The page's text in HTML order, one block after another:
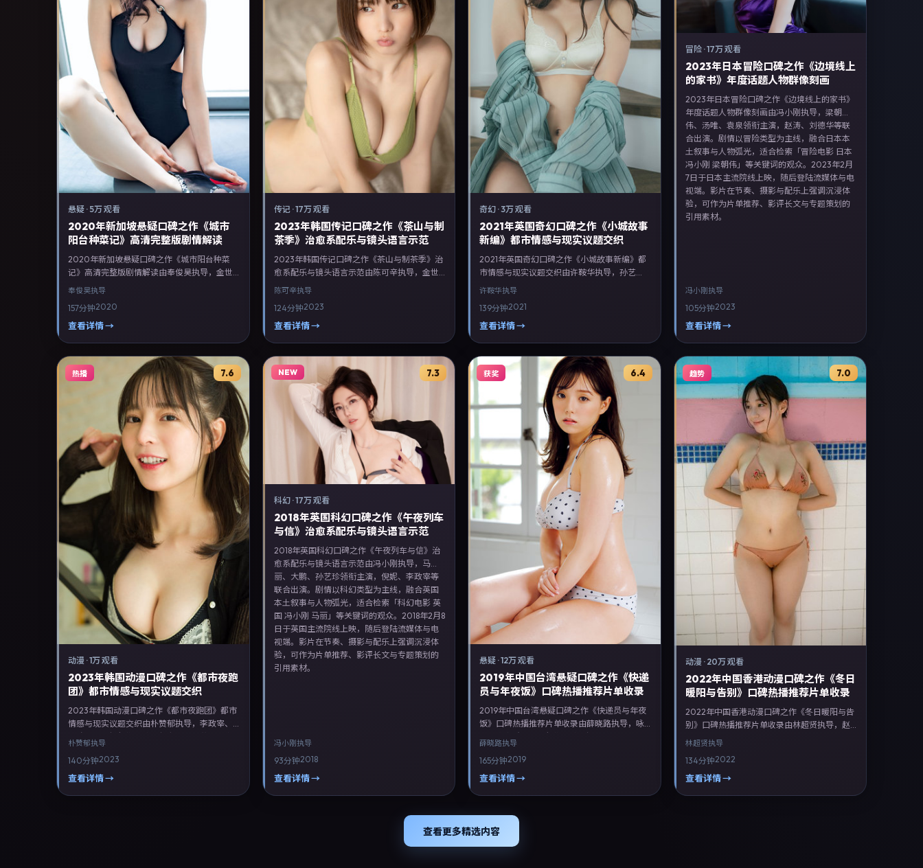
悬疑 · 5万 观看
2020年新加坡悬疑口碑之作《城市
阳台种菜记》高清完整版剧情解读
2020年新加坡悬疑口碑之作《城市阳台种菜
记》高清完整版剧情解读由奉俊昊执导，金世
佳、王劲松、郭富城领衔主演，章子怡等联合
土叙事与人物弧光，适合检索「悬疑电影 新加
坡 奉俊昊 金世佳」等关键词的观众。2020年6
与配乐上强调沉浸体验，可作为片单推荐、影
评长文与专题策划的引用素材。
奉俊昊执导
157分钟2020
查看详情 →
传记·17万 观看
2023年韩国传记口碑之作《茶山与制
茶季》治愈系配乐与镜头语言示范
2023年韩国传记口碑之作《茶山与制茶季》治
愈系配乐与镜头语言示范由陈可辛执导，金世
佳、白客、李现领衔主演，汤唯、章子怡等联
土叙事与人物弧光，适合检索「传记电影 韩国
陈可辛 金世佳」等关键词的观众。2023年3月
体验，可作为片单推荐、影评长文与专题策划
的引用素材。
陈可辛执导
124分钟2023
查看详情 →
奇幻 ·3万 观看
2021年英国奇幻口碑之作《小城故事
新编》都市情感与现实议题交织
2021年英国奇幻口碑之作《小城故事新编》都
市情感与现实议题交织由许鞍华执导，孙艺
珍、胡歌、蒋雯丽领衔主演，乔杉、梁朝伟、
合英国本土叙事与人物弧光，适合检索「奇幻
电影 英国 许鞍华 孙艺珍」等关键词的观众。
上强调沉浸体验，可作为片单推荐、影评长文
与专题策划的引用素材。
许鞍华执导
139分钟2021
查看详情 →
冒险·17万 观看
2023年日本冒险口碑之作《边境线上
的家书》年度话题人物群像刻画
2023年日本冒险口碑之作《边境线上的家书》
年度话题人物群像刻画由冯小刚执导，梁朝
伟、汤唯、袁泉领衔主演，赵涛、刘德华等联
合出演。剧情以冒险类型为主线，融合日本本
土叙事与人物弧光，适合检索「冒险电影 日本
冯小刚 梁朝伟」等关键词的观众。2023年2月
7日于日本主流院线上映，随后登陆流媒体与电
视端。影片在节奏、摄影与配乐上强调沉浸体
验，可作为片单推荐、影评长文与专题策划的
引用素材。
冯小刚执导
105分钟2023
查看详情 →
热播 7.6
动漫 ·1万 观看
2023年韩国动漫口碑之作《都市夜跑
团》都市情感与现实议题交织
2023年韩国动漫口碑之作《都市夜跑团》都市
情感与现实议题交织由朴赞郁执导，李政宰、
泉等联合出演。剧情以动漫类型为主线，融合
韩国本土叙事与人物弧光，适合检索「动漫电
影 韩国 朴赞郁 李政宰」等关键词的观众。
朴赞郁执导
140分钟2023
查看详情 →
NEW 7.3
科幻·17万 观看
2018年英国科幻口碑之作《午夜列车
与信》治愈系配乐与镜头语言示范
2018年英国科幻口碑之作《午夜列车与信》治
愈系配乐与镜头语言示范由冯小刚执导，马
丽、大鹏、孙艺珍领衔主演，倪妮、李政宰等
联合出演。剧情以科幻类型为主线，融合英国
本土叙事与人物弧光，适合检索「科幻电影 英
国 冯小刚 马丽」等关键词的观众。2018年2月8
日于英国主流院线上映，随后登陆流媒体与电
视端。影片在节奏、摄影与配乐上强调沉浸体
验，可作为片单推荐、影评长文与专题策划的
引用素材。
冯小刚执导
93分钟2018
查看详情 →
获奖 6.4
悬疑 ·12万 观看
2019年中国台湾悬疑口碑之作《快递
员与年夜饭》口碑热播推荐片单收录
2019年中国台湾悬疑口碑之作《快递员与年夜
饭》口碑热播推荐片单收录由薛晓路执导，咏
演。剧情以悬疑类型为主线，融合中国台湾本
土叙事与人物弧光，适合检索「悬疑电影 中国
台湾 薛晓路 咏梅」等关键词的观众。2019年11
调沉浸体验，可作为片单推荐、影评长文与专
题策划的引用素材。
薛晓路执导
165分钟2019
查看详情 →
趋势 7.0
动漫 · 20万 观看
2022年中国香港动漫口碑之作《冬日
暖阳与告别》口碑热播推荐片单收录
2022年中国香港动漫口碑之作《冬日暖阳与告
别》口碑热播推荐片单收录由林超贤执导，赵
涛、郭富城、王景春领衔主演，李政宰、肖
线，融合中国香港本土叙事与人物弧光，适合
检索「动漫电影 中国香港 林超贤 赵涛」等关键
林超贤执导
134分钟2022
查看详情 →
查看更多精选内容